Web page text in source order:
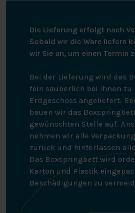
Die Lieferung erfolgt nach
Sobald wir die Ware liefern
wir Sie an, um einen Termin
Bei der Lieferung wird das
fein säuberlich bei Ihnen zu
Erdgeschoss angeliefert.
bauen wir das
gewünschten Stelle auf.
nehmen wir alle
zurück und hinterlassen
Das Boxspringbett wird
Karton und Plastik
Beschädigungen zu